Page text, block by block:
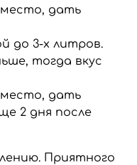
дать
до 3-х литров.
тогда вкус
дать
2 дня после
Приятного